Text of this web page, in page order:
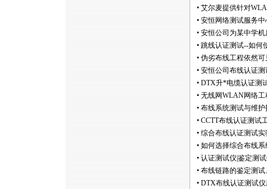
• 艾尔麦提供针对
• 安恒网络测试服务
• 安恒公司为某中学
• 跳线认证测试--如何
• 伪劣布线工程依然
• 安恒公司布线认证测
• DTX升*电缆认证测
• 无线网WLAN网络工
• 布线系统测试与维
• CCTT布线认证测试
• 综合布线认证测试实
• 如何选择综合布线
• 认证测试仪|鉴定测
• 布线链路的鉴定测
• DTX布线认证测试